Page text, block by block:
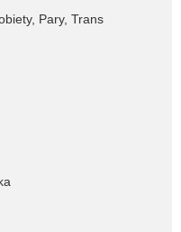
Pary, Trans